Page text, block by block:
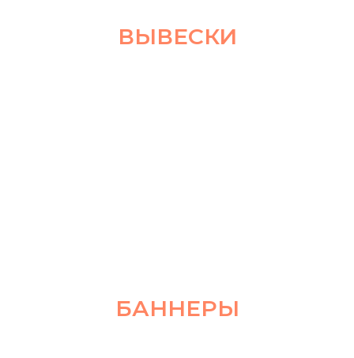
ВЫВЕСКИ
БАННЕРЫ